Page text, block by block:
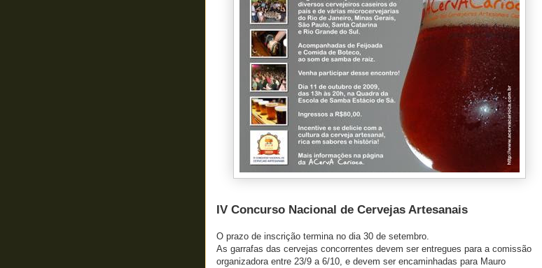
IV Concurso Nacional de Cervejas Artesanais
O prazo de inscrição termina no dia 30 de setembro.
As garrafas das cervejas concorrentes devem ser entregues para a comissão
organizadora entre 23/9 a 6/10, e devem ser encaminhadas para Mauro